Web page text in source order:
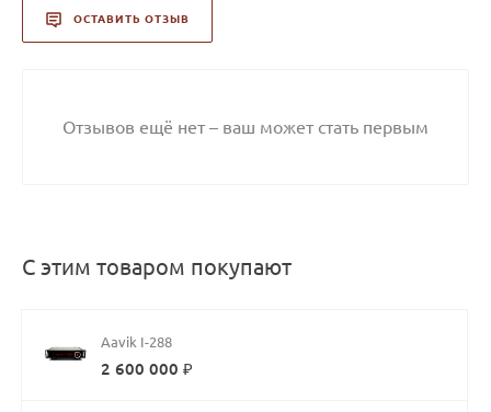
ОСТАВИТЬ ОТЗЫВ
Отзывов ещё нет – ваш может стать первым
С этим товаром покупают
Aavik I-288
2 600 000 ₽